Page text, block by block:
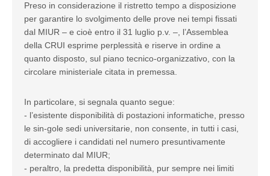
Preso in considerazione il ristretto tempo a disposizione
per garantire lo svolgimento delle prove nei tempi fissati
dal MIUR – e cioè entro il 31 luglio p.v. –, l’Assemblea
della CRUI esprime perplessità e riserve in ordine a
quanto disposto, sul piano tecnico-organizzativo, con la
circolare ministeriale citata in premessa.
In particolare, si segnala quanto segue:
- l’esistente disponibilità di postazioni informatiche, presso
le sin-gole sedi universitarie, non consente, in tutti i casi,
di accogliere i candidati nel numero presuntivamente
determinato dal MIUR;
- peraltro, la predetta disponibilità, pur sempre nei limiti